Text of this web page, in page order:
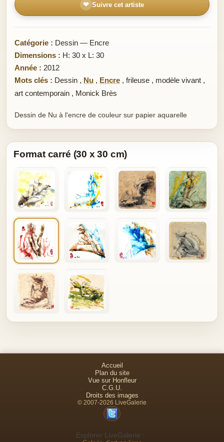
❤ Suivre cet artiste
Catégorie : Dessin — Encre
Dimensions : H: 30 x L: 30
Année : 2012
Mots clés : Dessin , Nu , Encre , frileuse , modèle vivant ,
art contemporain , Monick Brès
Dessin de Nu à l'encre de couleur sur papier aquarelle
Format carré (30 x 30 cm)
Accueil
Plan du site
Vue sur Honfleur
C.G.U.
Droits des images
© 2007-2026 LiveGalerie
Explorer LiveGalerie :